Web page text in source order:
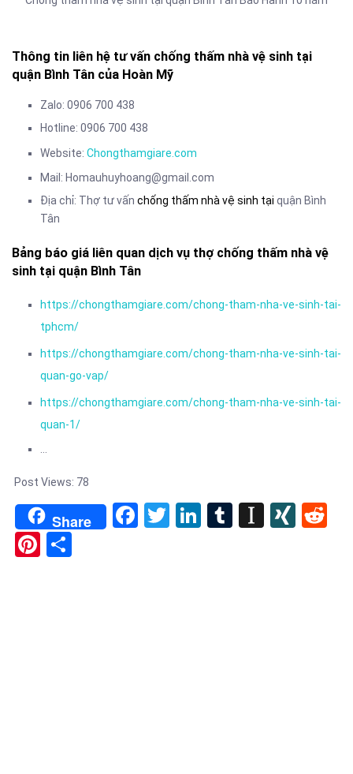
Thông tin liên hệ tư vấn chống thấm nhà vệ sinh tại
quận Bình Tân của Hoàn Mỹ
Zalo: 0906 700 438
Hotline: 0906 700 438
Website: Chongthamgiare.com
Mail: Homauhuyhoang@gmail.com
Địa chỉ: Thợ tư vấn chống thấm nhà vệ sinh tại quận Bình
Tân
Bảng báo giá liên quan dịch vụ thợ chống thấm nhà vệ
sinh tại quận Bình Tân
https://chongthamgiare.com/chong-tham-nha-ve-sinh-tai-
tphcm/
https://chongthamgiare.com/chong-tham-nha-ve-sinh-tai-
quan-go-vap/
https://chongthamgiare.com/chong-tham-nha-ve-sinh-tai-
quan-1/
Post Views: 78
Share Facebook
TwitterLinkedIn
Tumblr
Pinterest